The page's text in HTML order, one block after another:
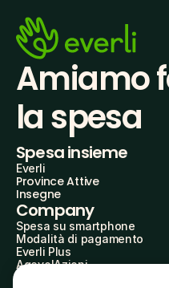
Amiamo
la spesa
Spesa insieme
Everli
Province Attive
Insegne
Company
Spesa su smartphone
Modalità di pagamento
Everli Plus
AgevolAzioni